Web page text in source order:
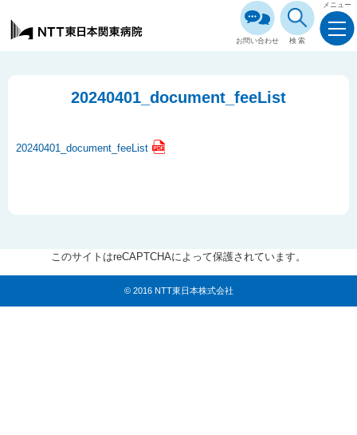
お問い合わせ 検索
メニュー
20240401_document_feeList
20240401_document_feeList
このサイトはreCAPTCHAによって保護されています。
© 2016 NTT東日本株式会社